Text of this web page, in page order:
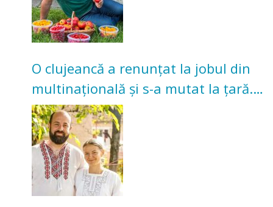
O clujeancă a renunțat la jobul din
multinațională și s-a mutat la țară.
Acum cultivă legume în grădina
bunicilor